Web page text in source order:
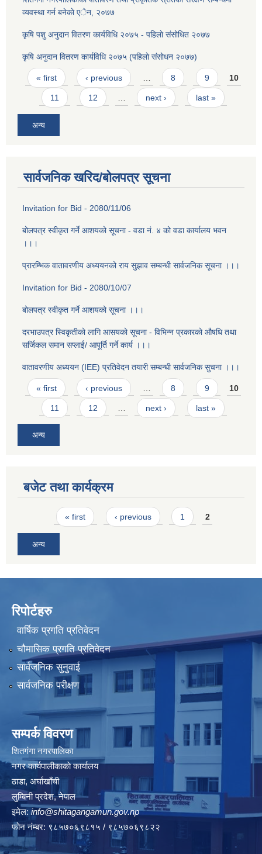
व्यवस्था गर्न बनेकाे एेन, २०७७
कृषि पशु अनुदान वितरण कार्यविधि २०७५ - पहिलाे संसोधित २०७७
कृषि अनुदान वितरण कार्यविधि २०७५ (पहिलाे संसाेधन २०७७)
Pages
« first ‹ previous … 8 9 10
11 12 … next › last »
अन्य
सार्वजनिक खरिद/बोलपत्र सूचना
Invitation for Bid - 2080/11/06
बोलपत्र स्वीकृत गर्ने आशयको सूचना - वडा न‌ं. ४ को वडा कार्यालय भवन
।।।
प्रारम्भिक वातावरणीय अध्ययनको राय सुझाव सम्बन्धी सार्वजनिक सूचना ।।।
Invitation for Bid - 2080/10/07
बोलपत्र स्वीकृत गर्ने आशयको सूचना ।।।
दरभाउपत्र स्विकृतीको लागि आसयको सूचना - विभिन्न प्रकारको औषधि तथा
सर्जिकल समान सप्लाई/ आपूर्ति गर्ने कार्य ।।।
वातावरणीय अध्ययन (IEE) प्रतिवेदन तयारी सम्बन्धी सार्वजनिक सुचना ।।।
Pages
« first ‹ previous 8 9 10
11 12 next › last »
अन्य
बजेट तथा कार्यक्रम
Pages« first ‹ previous 1 2
अन्य
रिपोर्टहरु
वार्षिक प्रगति प्रतिवेदन
चौमासिक प्रगति प्रतिवेदन
सार्वजनिक सुनुवाई
सार्वजनिक परीक्षण
सम्पर्क विवरण
शितगंगा नगरपालिका
नगर कार्यपालीकाकाे कार्यालय
ठाडा, अर्घाखाँची
लुम्बिनी प्रदेश, नेपाल
इमेल: info@shitagangamun.gov.np
फोन नंम्बर: ९८५७०६९८१५ / ९८५७०६९८२२